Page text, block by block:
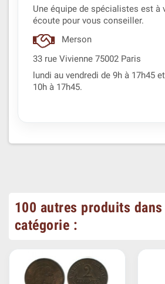
Une équipe de spécialistes est à
écoute pour vous conseiller.
Merson
33 rue Vivienne 75002 Paris
lundi au vendredi de 9h à 17h45
10h à 17h45.
100 autres produits
catégorie :